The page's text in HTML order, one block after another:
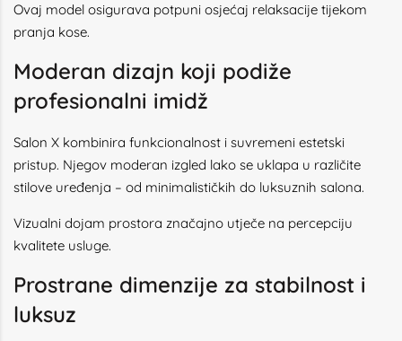
Ovaj model osigurava potpuni osjećaj relaksacije tijekom
pranja kose.
Moderan dizajn koji podiže
profesionalni imidž
Salon X kombinira funkcionalnost i suvremeni estetski
pristup. Njegov moderan izgled lako se uklapa u različite
stilove uređenja – od minimalističkih do luksuznih salona.
Vizualni dojam prostora značajno utječe na percepciju
kvalitete usluge.
Prostrane dimenzije za stabilnost i
luksuz